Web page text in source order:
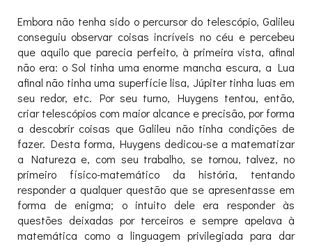
Embora não tenha sido o percursor do telescópio, Galileu
conseguiu observar coisas incríveis no céu e percebeu
que aquilo que parecia perfeito, à primeira vista, afinal
não era: o Sol tinha uma enorme mancha escura, a Lua
afinal não tinha uma superfície lisa, Júpiter tinha luas em
seu redor, etc. Por seu turno, Huygens tentou, então,
criar telescópios com maior alcance e precisão, por forma
a descobrir coisas que Galileu não tinha condições de
fazer. Desta forma, Huygens dedicou-se a matematizar
a Natureza e, com seu trabalho, se tornou, talvez, no
primeiro físico-matemático da história, tentando
responder a qualquer questão que se apresentasse em
forma de enigma; o intuito dele era responder às
questões deixadas por terceiros e sempre apelava à
matemática como a linguagem privilegiada para dar